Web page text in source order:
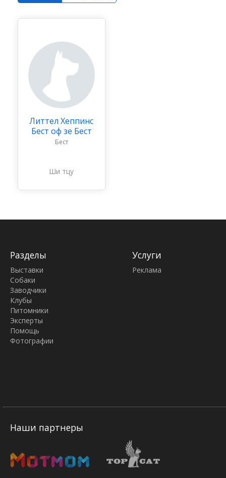
Литтел Хеппинс
Бест оф зе Бест
Бест
Ши тцу
Разделы
Выставки
Собаки
Заводчики
Клубы
Питомники
Эксперты
Помощь
Фотографии
Услуги
Реклама
Наши партнеры